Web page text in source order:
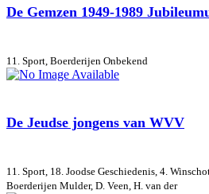
De Gemzen 1949-1989
11. Sport, Boerderijen Onbekend
De Jeudse jongens van WVV
11. Sport, 18. Joodse Geschiedenis, 4.
Boerderijen Mulder, D. Veen, H. van der